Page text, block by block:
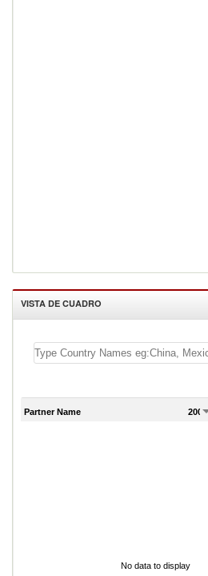
VISTA DE CUADRO
Partner Name 2007
No data to display